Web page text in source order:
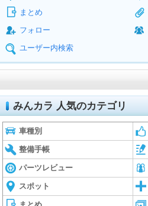
まとめ
フォロー
ユーザー内検索
みんカラ 人気のカテゴリ
車種別
整備手帳
パーツレビュー
スポット